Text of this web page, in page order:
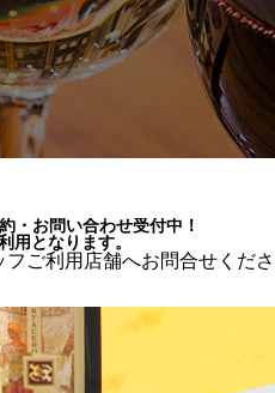
・お問い合わせ受付中！
用となります。
ご利用店舗へお問合せくだ